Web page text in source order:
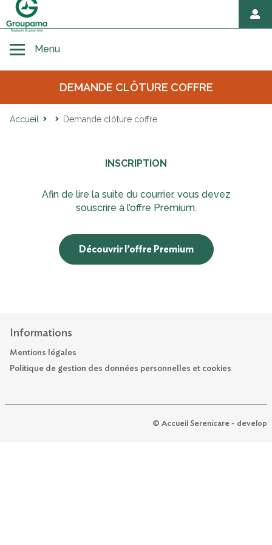
Toggle navigation
Menu
Hommage et démarches après décès
DEMANDE CLÔTURE COFFRE
Accueil Demande clôture coffre
INSCRIPTION
Afin de lire la suite du courrier, vous devez
souscrire à l’offre Premium.
Découvrir l’offre Premium
Informations
Mentions légales
Politique de gestion des données personnelles et cookies
© Accueil Serenicare - develop